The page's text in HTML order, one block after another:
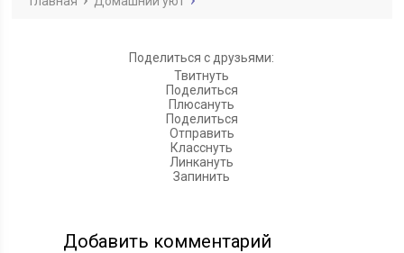
Поделиться с друзьями:
Твитнуть
Поделиться
Плюсануть
Поделиться
Отправить
Класснуть
Линкануть
Запинить
Добавить комментарий